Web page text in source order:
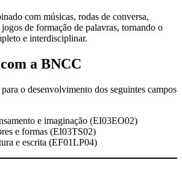
com músicas, rodas de conversa,
de formação de palavras, tornando o
e interdisciplinar.
a BNCC
o desenvolvimento dos seguintes campos
e imaginação (EI03EO02)
e formas (EI03TS02)
e escrita (EF01LP04)